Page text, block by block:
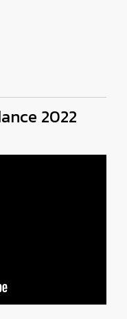
2022